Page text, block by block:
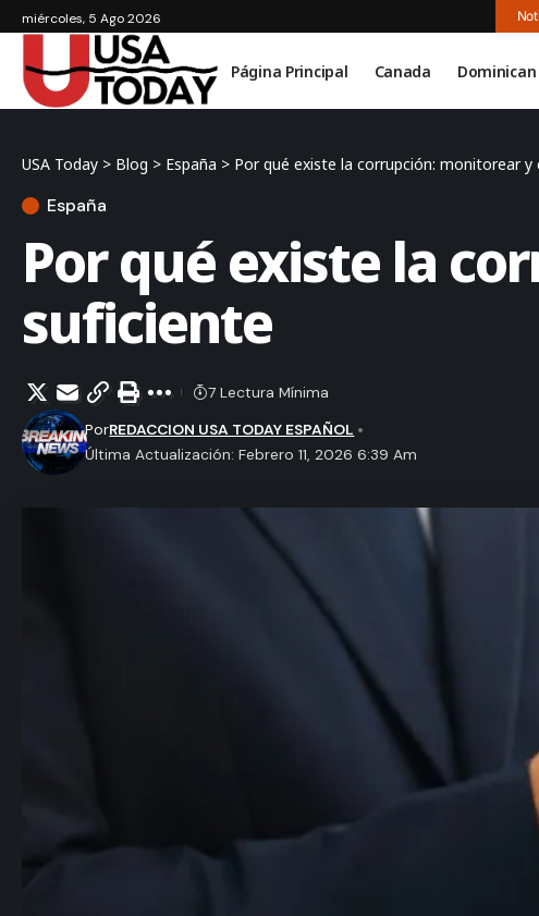
miércoles, 5 Ago 2026
Página Principal Canada
USA Today > Blog > España > Por qué existe la corrupción: monitorear
España
Por qué existe la
suficiente
Última Actualización: Febrero 11, 2026 6:39 Am
PorREDACCION USA TODAY ESPAÑOL
7 Lectura Mínima